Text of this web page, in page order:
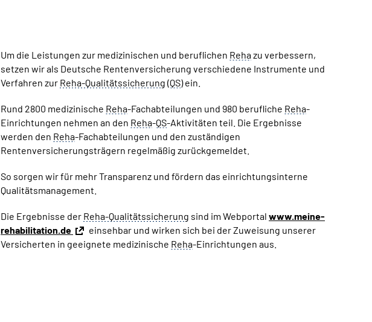
Um die Leistungen zur medizinischen und beruflichen Rehazu verbessern,
setzen wir als Deutsche Rentenversicherung verschiedene Instrumente und
Verfahren zur Reha-Qualitätssicherung (QS) ein.
Rund 2800 medizinische Reha-Fachabteilungen und 980 berufliche Reha-
Einrichtungen nehmen an den Reha-QS-Aktivitäten teil. Die Ergebnisse
werden den Reha-Fachabteilungen und den zuständigen
Rentenversicherungsträgern regelmäßig zurückgemeldet.
So sorgen wir für mehr Transparenz und fördern das einrichtungsinterne
Qualitätsmanagement.
Die Ergebnisse der Reha-Qualitätssicherung sind im Webportal www.meine-
rehabilitation.de
einsehbar und wirken sich bei der Zuweisung unserer
Versicherten in geeignete medizinische Reha-Einrichtungen aus.